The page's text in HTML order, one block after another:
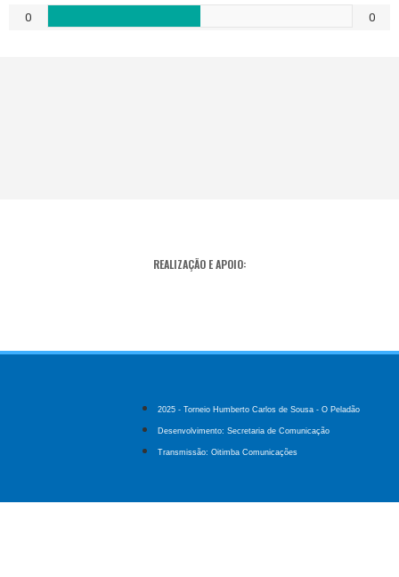
0 0
REALIZAÇÃO E APOIO:
2025 - Torneio Humberto Carlos de Sousa - O Peladão
Desenvolvimento: Secretaria de Comunicação
Transmissão: Oitimba Comunicações